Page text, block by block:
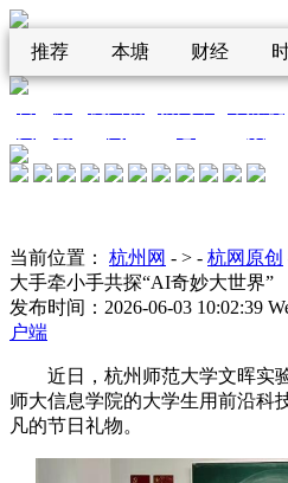
推荐 本塘 财经
当前位置： 杭州网 - > - 杭网原创
大手牵小手共探“AI奇妙大世界”
发布时间：2026-06-03 10:02:39
户端
近日，杭州师范大学文晖实
师大信息学院的大学生用前沿科
凡的节日礼物。